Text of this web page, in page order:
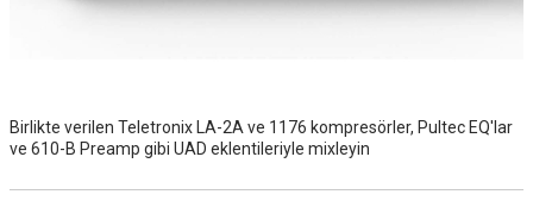
Birlikte verilen Teletronix LA-2A ve 1176 kompresörler, Pultec EQ'lar
ve 610-B Preamp gibi UAD eklentileriyle mixleyin